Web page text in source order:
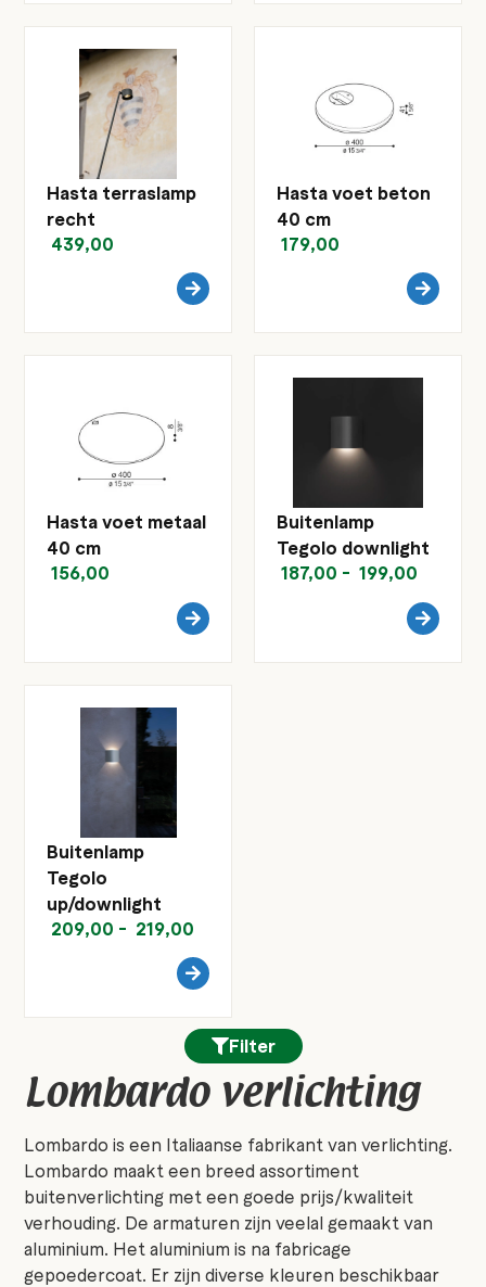
Hasta terraslamp
recht
439,00
Hasta voet beton
40 cm
179,00
Hasta voet metaal
40 cm
156,00
Buitenlamp
Tegolo downlight
187,00 - 199,00
Buitenlamp
Tegolo
up/downlight
209,00 - 219,00
Filter
Lombardo verlichting
Lombardo is een Italiaanse fabrikant van verlichting.
Lombardo maakt een breed assortiment
buitenverlichting met een goede prijs/kwaliteit
verhouding. De armaturen zijn veelal gemaakt van
aluminium. Het aluminium is na fabricage
gepoedercoat. Er zijn diverse kleuren beschikbaar